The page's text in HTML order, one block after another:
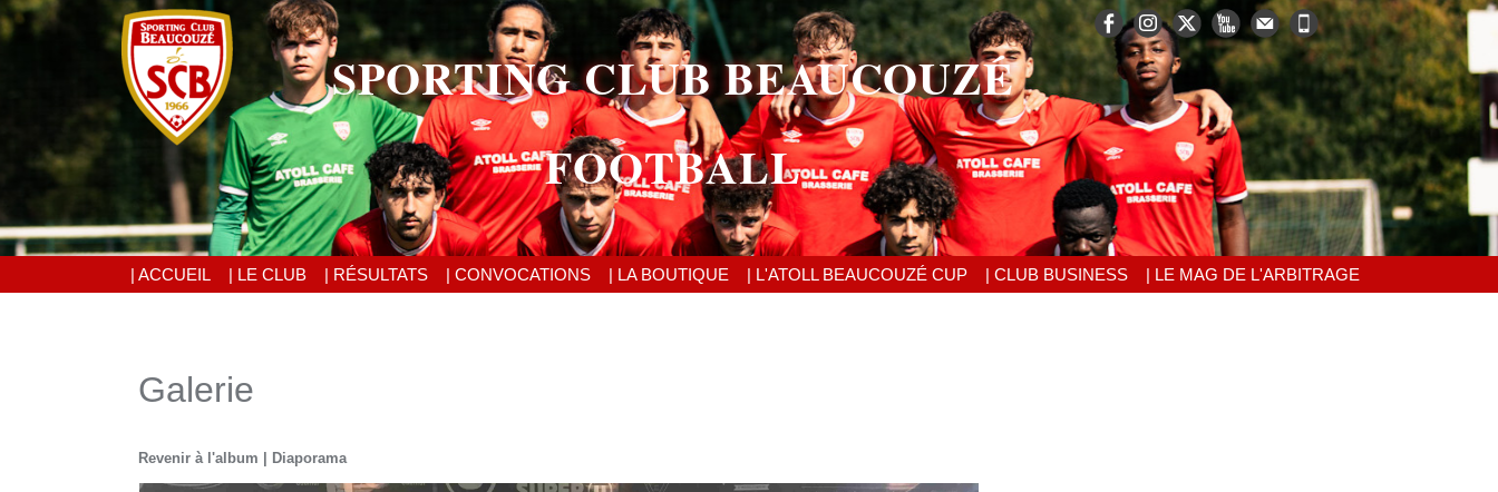
SPORTING CLUB BEAUCOUZÉ
FOOTBALL
| ACCUEIL | LE CLUB | RÉSULTATS | CONVOCATIONS | LA BOUTIQUE | L'ATOLL BEAUCOUZÉ CUP | CLUB BUSINESS | LE MAG DE L'ARBITRAGE
Galerie
Revenir à l'album Diaporama